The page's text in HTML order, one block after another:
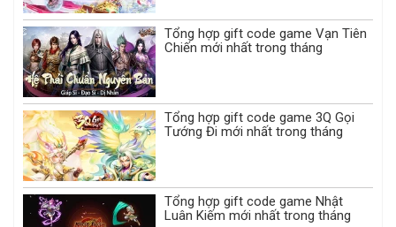
Tổng hợp gift code game Vạn Tiên
Chiến mới nhất trong tháng
Tổng hợp gift code game 3Q Gọi
Tướng Đi mới nhất trong tháng
Tổng hợp gift code game Nhật
Luân Kiếm mới nhất trong tháng